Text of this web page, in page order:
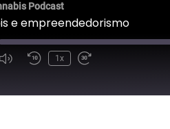
Podcast
e empreendedorismo
1x